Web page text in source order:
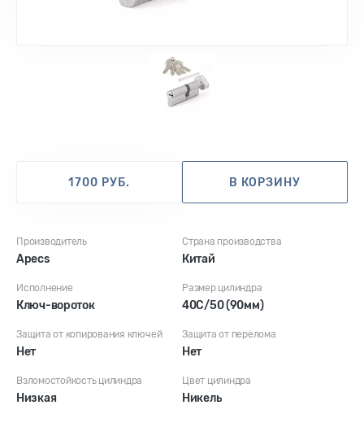
Производитель
Apecs
Страна производства
Китай
Исполнение
Ключ-вороток
Размер цилиндра
40С/50 (90мм)
Защита от копирования ключей
Нет
Защита от перелома
Нет
Взломостойкость цилиндра
Низкая
Цвет цилиндра
Никель
1700 РУБ. В КОРЗИНУ